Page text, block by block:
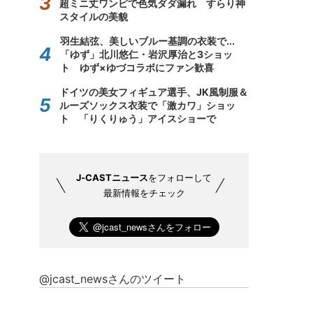
超ミニ丈ワンピで色気ダダ漏れ すらり神
スタイルの美貌
羽生結弦、美しいブルー基調の衣装で...
「ゆず」北川悠仁・岩沢厚治と3ショッ
ト ゆず×ゆづコラボにファン歓喜
ドイツの美女フィギュア選手、JK風制服＆
ルーズソックス衣装で「激カワ」ショッ
ト 「りくりゅう」アイスショーで
J-CASTニュースをフォローして
最新情報をチェック
@jcast_newsさんのツイート